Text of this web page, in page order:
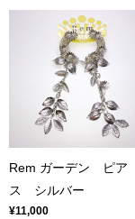
Rem ガーデン ピア
ス シルバー
¥11,000